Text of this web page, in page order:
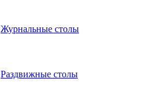
Журнальные столы
Раздвижные столы